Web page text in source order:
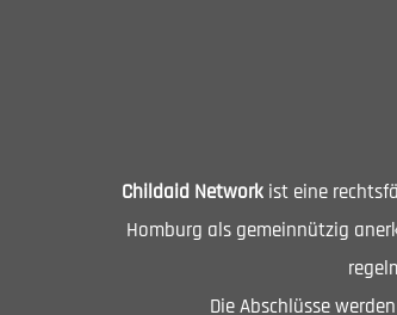
Childaid Network ist eine
Homburg als gemeinnützig
Die Abschlüsse